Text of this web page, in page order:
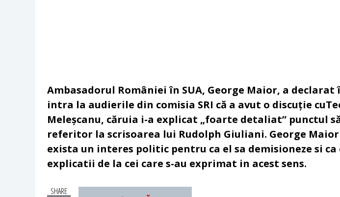
Ambasadorul României în SUA, George Maior, a declarat
intra la audierile din comisia SRI că a avut o discuție
Meleșcanu, căruia i-a explicat „foarte detaliat” punctul
referitor la scrisoarea lui Rudolph Giuliani. George Maior
exista un interes politic pentru ca el sa demisioneze si
explicatii de la cei care s-au exprimat in acest sens.
SHARE